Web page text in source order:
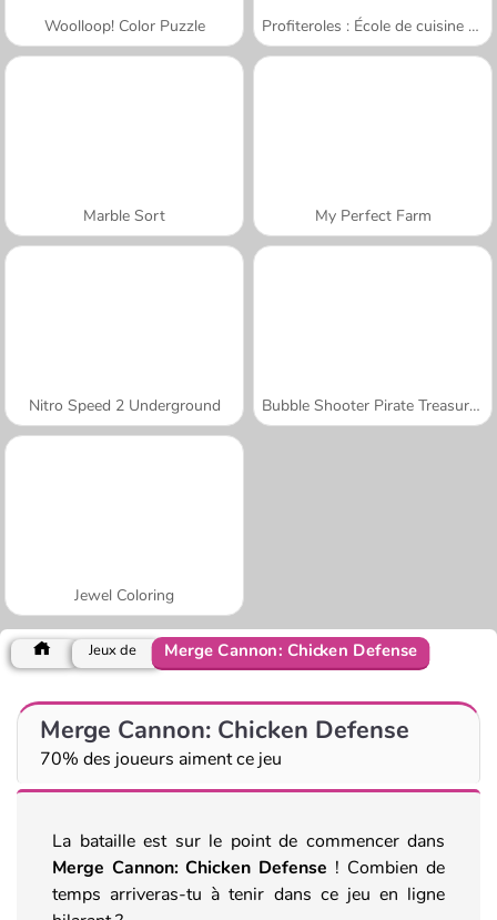
Woolloop! Color Puzzle Profiteroles : École de cuisine de Sara
Marble Sort My Perfect Farm
Nitro Speed 2 Underground Bubble Shooter Pirate Treasures
Jewel Coloring
Jeux de Merge Cannon: Chicken Defense
Merge Cannon: Chicken Defense
70% des joueurs aiment ce jeu
La bataille est sur le point de commencer dans
Merge Cannon: Chicken Defense ! Combien de
temps arriveras-tu à tenir dans ce jeu en ligne